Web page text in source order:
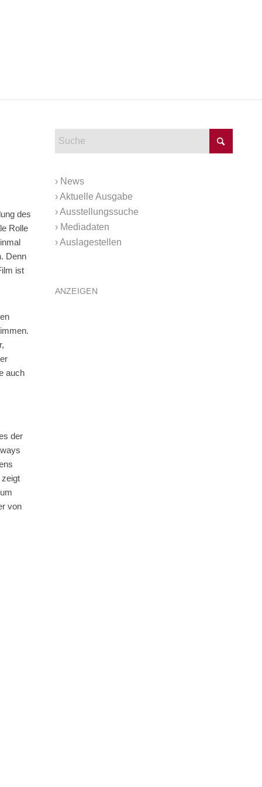
des
Rolle
Denn
ist
auch
der
zeigt
von
› News
›Aktuelle Ausgabe
›Ausstellungssuche
› Mediadaten
›Auslagestellen
ANZEIGEN